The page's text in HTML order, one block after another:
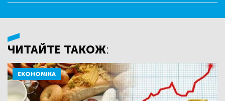
ЧИТАЙТЕ ТАКОЖ:
ЕКОНОМІКА